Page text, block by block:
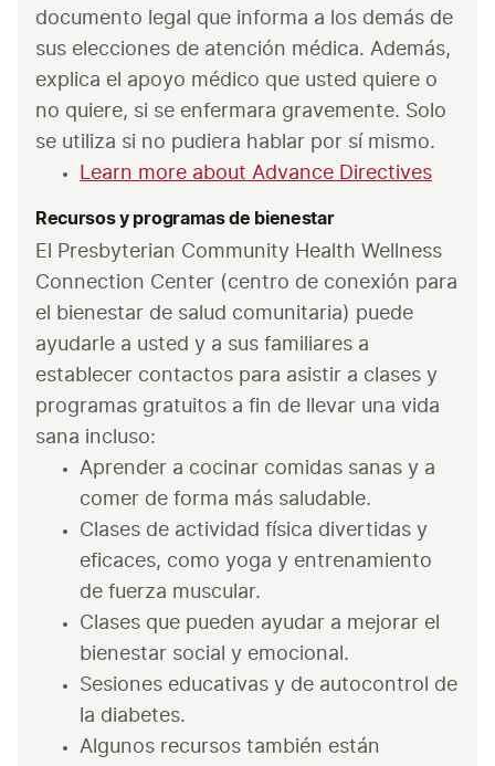
documento legal que informa a los demás de
sus elecciones de atención médica. Además,
explica el apoyo médico que usted quiere o
no quiere, si se enfermara gravemente. Solo
se utiliza si no pudiera hablar por sí mismo.
Learn more about Advance Directives
Recursos y programas de bienestar
El Presbyterian Community Health Wellness
Connection Center (centro de conexión para
el bienestar de salud comunitaria) puede
ayudarle a usted y a sus familiares a
establecer contactos para asistir a clases y
programas gratuitos a fin de llevar una vida
sana incluso:
Aprender a cocinar comidas sanas y a
comer de forma más saludable.
Clases de actividad física divertidas y
eficaces, como yoga y entrenamiento
de fuerza muscular.
Clases que pueden ayudar a mejorar el
bienestar social y emocional.
Sesiones educativas y de autocontrol de
la diabetes.
Algunos recursos también están